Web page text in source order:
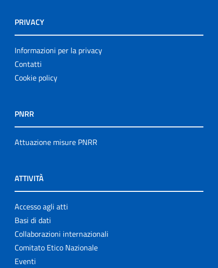
PRIVACY
Informazioni per la privacy
Contatti
Cookie policy
PNRR
Attuazione misure PNRR
ATTIVITÀ
Accesso agli atti
Basi di dati
Collaborazioni internazionali
Comitato Etico Nazionale
Eventi